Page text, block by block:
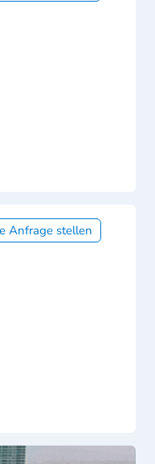
Anfrage stellen